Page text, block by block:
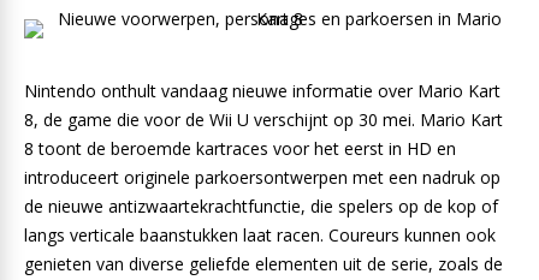
Nintendo onthult vandaag nieuwe informatie over Mario Kart
8, de game die voor de Wii U verschijnt op 30 mei. Mario Kart
8 toont de beroemde kartraces voor het eerst in HD en
introduceert originele parkoersontwerpen met een nadruk op
de nieuwe antizwaartekrachtfunctie, die spelers op de kop of
langs verticale baanstukken laat racen. Coureurs kunnen ook
genieten van diverse geliefde elementen uit de serie, zoals de